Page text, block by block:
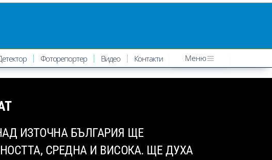
Фоторепортер Видео Контакти Меню
ИЗТОЧНА БЪЛГАРИЯ ЩЕ
СРЕДНА И ВИСОКА. ЩЕ ДУХА